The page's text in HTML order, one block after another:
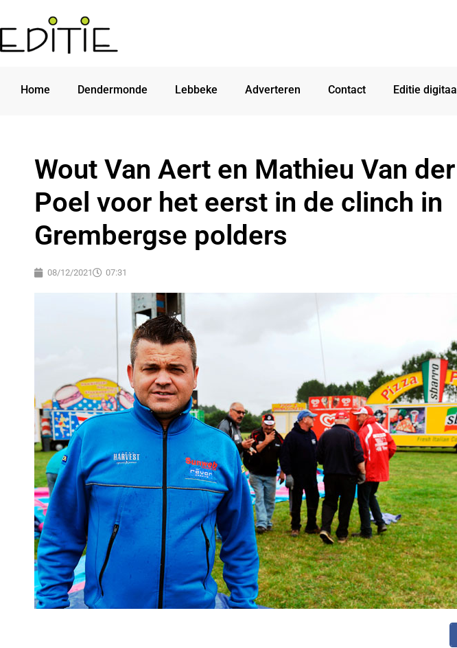
Home Dendermonde Lebbeke Adverteren Contact Editie digitaal
Wout Van Aert en Mathieu Van der
Poel voor het eerst in de clinch in
Grembergse polders
08/12/2021 07:31